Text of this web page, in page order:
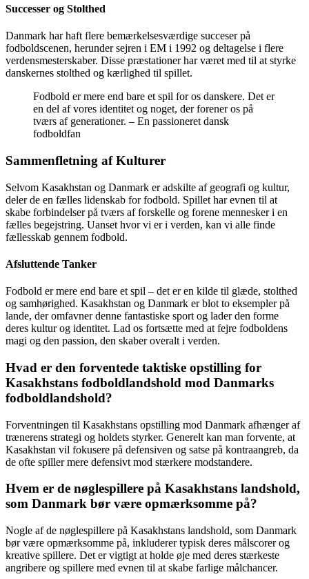
Successer og Stolthed
Danmark har haft flere bemærkelsesværdige succeser på
fodboldscenen, herunder sejren i EM i 1992 og deltagelse i flere
verdensmesterskaber. Disse præstationer har været med til at styrke
danskernes stolthed og kærlighed til spillet.
Fodbold er mere end bare et spil for os danskere. Det er
en del af vores identitet og noget, der forener os på
tværs af generationer. – En passioneret dansk
fodboldfan
Sammenfletning af Kulturer
Selvom Kasakhstan og Danmark er adskilte af geografi og kultur,
deler de en fælles lidenskab for fodbold. Spillet har evnen til at
skabe forbindelser på tværs af forskelle og forene mennesker i en
fælles begejstring. Uanset hvor vi er i verden, kan vi alle finde
fællesskab gennem fodbold.
Afsluttende Tanker
Fodbold er mere end bare et spil – det er en kilde til glæde, stolthed
og samhørighed. Kasakhstan og Danmark er blot to eksempler på
lande, der omfavner denne fantastiske sport og lader den forme
deres kultur og identitet. Lad os fortsætte med at fejre fodboldens
magi og den passion, den skaber overalt i verden.
Hvad er den forventede taktiske opstilling for
Kasakhstans fodboldlandshold mod Danmarks
fodboldlandshold?
Forventningen til Kasakhstans opstilling mod Danmark afhænger af
trænerens strategi og holdets styrker. Generelt kan man forvente, at
Kasakhstan vil fokusere på defensiven og satse på kontraangreb, da
de ofte spiller mere defensivt mod stærkere modstandere.
Hvem er de nøglespillere på Kasakhstans landshold,
som Danmark bør være opmærksomme på?
Nogle af de nøglespillere på Kasakhstans landshold, som Danmark
bør være opmærksomme på, inkluderer typisk deres målscorer og
kreative spillere. Det er vigtigt at holde øje med deres stærkeste
angribere og spillere med evnen til at skabe farlige målchancer.